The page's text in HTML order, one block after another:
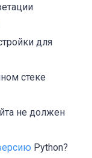
для
стеке
не должен
Python?